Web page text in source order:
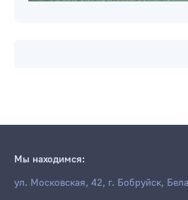
Мы находимся:
ул. Московская, 42, г. Бобруйск,